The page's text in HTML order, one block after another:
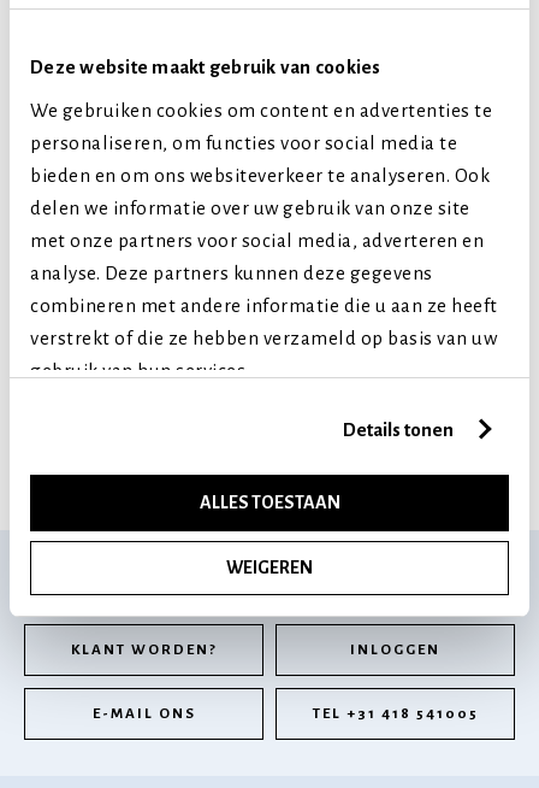
Deze website maakt gebruik van cookies
We gebruiken cookies om content en advertenties te
personaliseren, om functies voor social media te
bieden en om ons websiteverkeer te analyseren. Ook
delen we informatie over uw gebruik van onze site
met onze partners voor social media, adverteren en
analyse. Deze partners kunnen deze gegevens
combineren met andere informatie die u aan ze heeft
verstrekt of die ze hebben verzameld op basis van uw
gebruik van hun services.
Details tonen
ALLES TOESTAAN
WEIGEREN
INSECTA NIBBLES
KREKEL & ZOETE
AARDAPPEL 100 GR
20092 € 3,50
INSECTA NIBBLES
ZIJDERUPS & WORTEL
100 GR
4 van 4 producten gezien
KLANT WORDEN? INLOGGEN
E-MAIL ONS TEL +31 418 541005